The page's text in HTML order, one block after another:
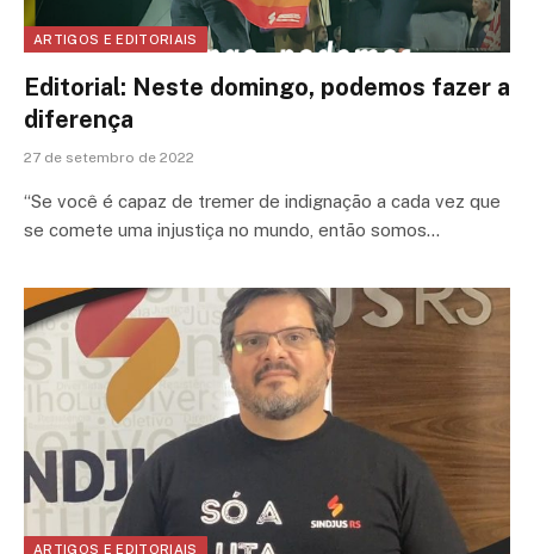
ARTIGOS E EDITORIAIS
Editorial: Neste domingo, podemos fazer a
diferença
27 de setembro de 2022
“Se você é capaz de tremer de indignação a cada vez que
se comete uma injustiça no mundo, então somos…
ARTIGOS E EDITORIAIS